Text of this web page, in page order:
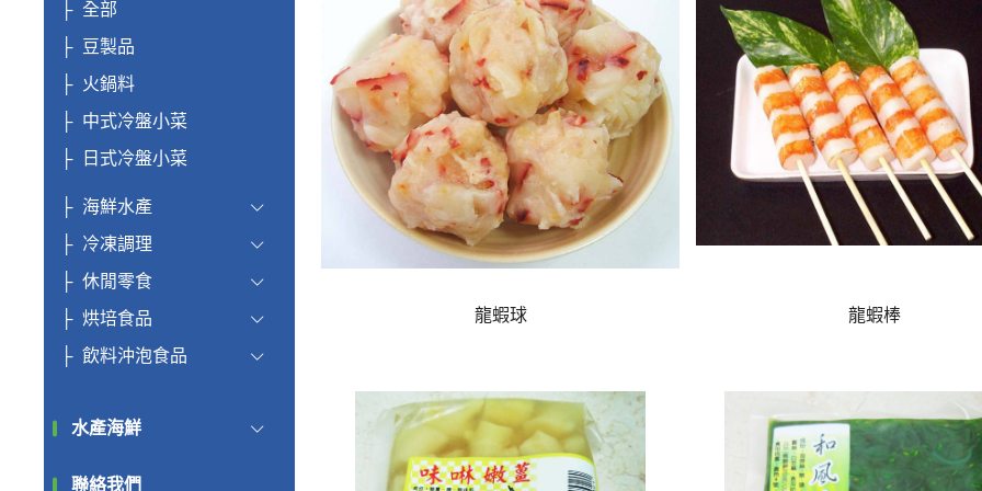
全部
豆製品
火鍋料
中式冷盤小菜
日式冷盤小菜
海鮮水產
冷凍調理
休閒零食
烘培食品
飲料沖泡食品
水產海鮮
聯絡我們
龍蝦球 龍蝦棒